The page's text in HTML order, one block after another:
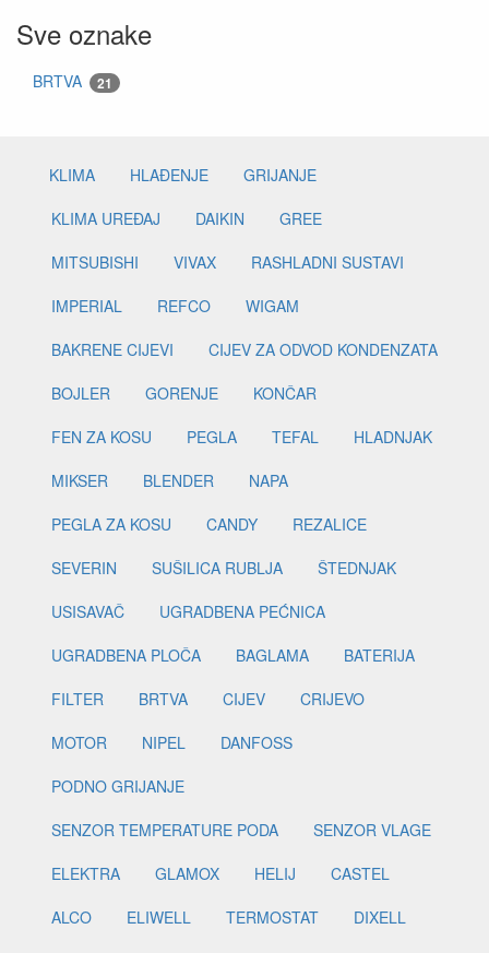
Sve oznake
BRTVA 21
KLIMA HLAĐENJE
GRIJANJE
KLIMA UREĐAJ
DAIKIN
GREE
MITSUBISHI
VIVAX
RASHLADNI SUSTAVI
IMPERIAL
REFCO
WIGAM
BAKRENE CIJEVI
CIJEV ZA ODVOD KONDENZATA
BOJLER
GORENJE
KONČAR
FEN ZA KOSU
PEGLA TEFAL
HLADNJAK
MIKSER
BLENDER
NAPA
PEGLA ZA KOSU
CANDY
REZALICE
SEVERIN
SUŠILICA RUBLJA
ŠTEDNJAK
USISAVAČ
UGRADBENA PEĆNICA
UGRADBENA PLOČA
BAGLAMA
BATERIJA
FILTER
BRTVA CIJEV
CRIJEVO
MOTOR
NIPEL
DANFOSS
PODNO GRIJANJE
SENZOR TEMPERATURE PODA
SENZOR VLAGE
ELEKTRA
GLAMOX HELIJ
CASTEL
ALCO
ELIWELL TERMOSTAT
DIXELL